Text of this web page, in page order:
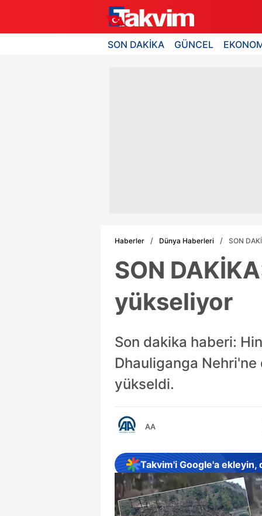
SON DAKİKA GÜNCEL
Haberler Dünya Haberleri SON
SON
yükseliyor
Son dakika haberi:
Dhauliganga Nehri'ne
yükseldi.
AA
Takvim'i Google'a ekleyin,